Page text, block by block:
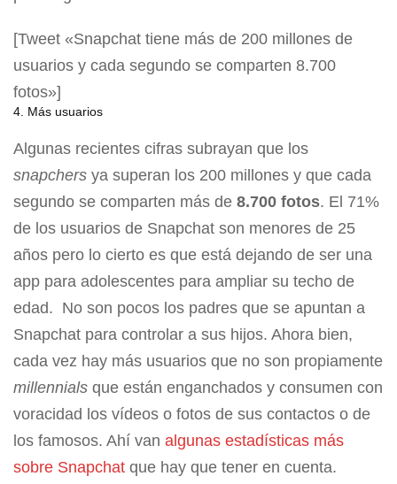
[Tweet «Snapchat tiene más de 200 millones de
usuarios y cada segundo se comparten 8.700
fotos»]
4. Más usuarios
Algunas recientes cifras subrayan que los
snapchers ya superan los 200 millones y que cada
segundo se comparten más de 8.700 fotos. El 71%
de los usuarios de Snapchat son menores de 25
años pero lo cierto es que está dejando de ser una
app para adolescentes para ampliar su techo de
edad. No son pocos los padres que se apuntan a
Snapchat para controlar a sus hijos. Ahora bien,
cada vez hay más usuarios que no son propiamente
millennials que están enganchados y consumen con
voracidad los vídeos o fotos de sus contactos o de
los famosos. Ahí van algunas estadísticas más
sobre Snapchat que hay que tener en cuenta.